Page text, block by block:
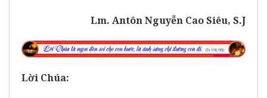
Lm. Antôn Nguyễn Cao Siêu, S.J
Lời Chúa: